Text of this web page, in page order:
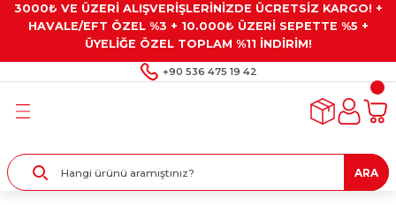
3000₺ VE ÜZERİ ALIŞVERİŞLERİNİZDE ÜCRETSİZ KARGO! +
HAVALE/EFT ÖZEL %3 + 10.000₺ ÜZERİ SEPETTE %5 +
ÜYELİĞE ÖZEL TOPLAM %11 İNDİRİM!
+90 536 475 19 42
Geri Dön
Geri Dön
Geri Dön
Gresler
Geri Dön
Alet Setleri
Geri Dön
Taşları ve
ARA